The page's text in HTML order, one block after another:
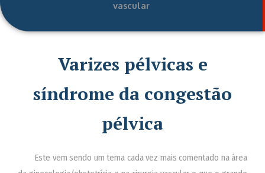
Varizes pélvicas e
síndrome da congestão
pélvica
Este vem sendo um tema cada vez mais comentado na área